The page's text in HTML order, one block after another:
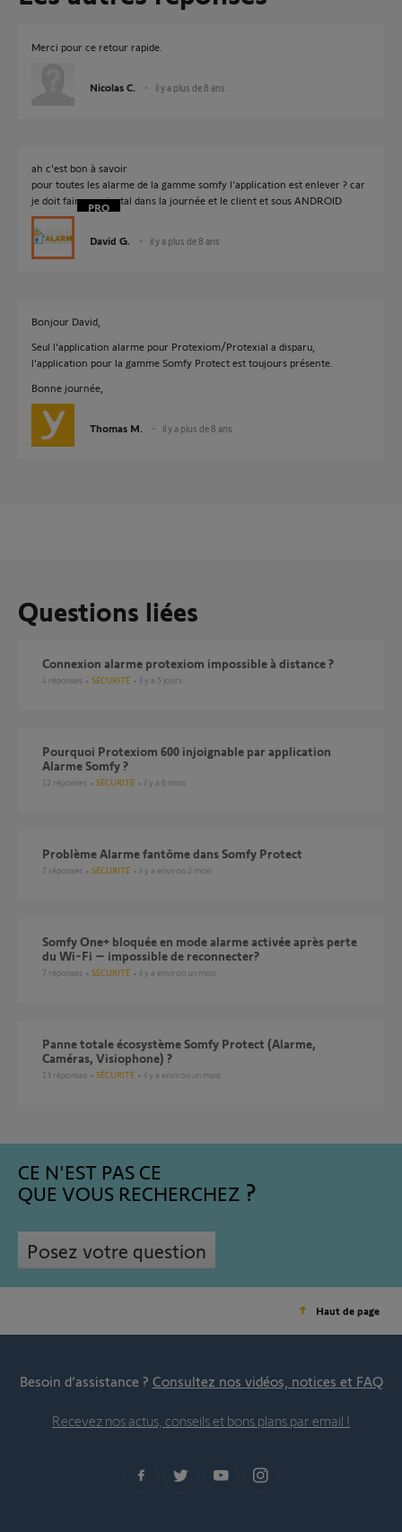
Merci pour ce retour rapide.
Nicolas C. il y a plus de 8 ans
ah c'est bon à savoir
pour toutes les alarme de la gamme somfy l'application est enlever ? car
je doit faire une instal dans la journée et le client et sous ANDROID
David G. il y a plus de 8 ans
Bonjour David,
Seul l'application alarme pour Protexiom/Protexial a disparu,
l'application pour la gamme Somfy Protect est toujours présente.
Bonne journée,
Thomas M. il y a plus de 8 ans
Questions liées
Connexion alarme protexiom impossible à distance ?
4 réponses SÉCURITÉ il y a 5 jours
Pourquoi Protexiom 600 injoignable par application
Alarme Somfy ?
12 réponses SÉCURITÉ il y a 6 mois
Problème Alarme fantôme dans Somfy Protect
7 réponses SÉCURITÉ il y a environ 2 mois
Somfy One+ bloquée en mode alarme activée après perte
du Wi-Fi – impossible de reconnecter?
7 réponses SÉCURITÉ il y a environ un mois
Panne totale écosystème Somfy Protect (Alarme,
Caméras, Visiophone) ?
13 réponses SÉCURITÉ il y a environ un mois
CE N'EST PAS CE
QUE VOUS RECHERCHEZ
Posez votre question
Haut de page
Besoin d’assistance ? Consultez nos vidéos, notices et FAQ
Recevez nos actus, conseils et bons plans par email !